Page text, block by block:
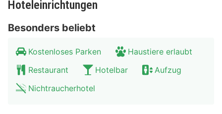
Hoteleinrichtungen
Besonders beliebt
Kostenloses Parken
Haustiere erlaubt
Restaurant
Hotelbar
Aufzug
Nichtraucherhotel